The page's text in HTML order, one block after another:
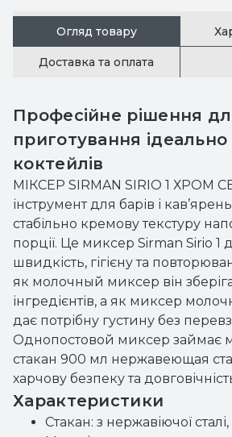
Огляд товару
Доставка та оплата
Професійне рішення
приготування ідеально
коктейлів
МІКСЕР SIRMAN SIRIO 1 ХРОМ
інструмент для барів і
стабільно кремову текстуру
порції. Це миксер Sirman Sirio 1
швидкість, гігієну та
як молочный миксер він
інгредієнтів, а як миксер
дає потрібну густину без
Однопостовой миксер займає
стакан 900 мл нержавеющая
харчову безпеку та
Характеристики
Стакан: з нержавіючої